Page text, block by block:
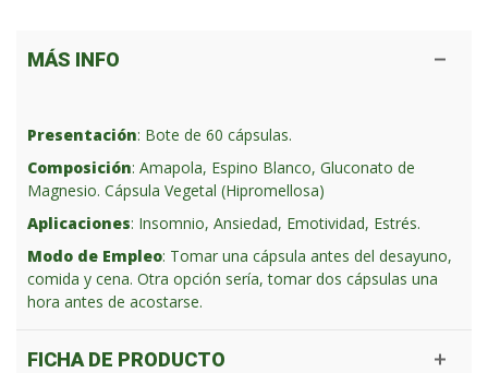
MÁS INFO
Presentación: Bote de 60 cápsulas.
Composición: Amapola, Espino Blanco, Gluconato de
Magnesio. Cápsula Vegetal (Hipromellosa)
Aplicaciones: Insomnio, Ansiedad, Emotividad, Estrés.
Modo de Empleo: Tomar una cápsula antes del desayuno,
comida y cena. Otra opción sería, tomar dos cápsulas una
hora antes de acostarse.
FICHA DE PRODUCTO